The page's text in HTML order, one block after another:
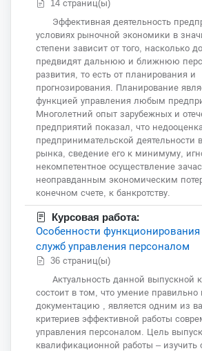
14 страниц(ы)
Эффективная деятельность
условиях рыночной экономики в
степени зависит от того, насколько
предвидят дальнюю и ближнюю
развития, то есть от планирования и
прогнозирования. Планирование
функцией управления любым
Многолетний опыт зарубежных и
предприятий показал, что
предпринимательской деятельности
рынка, сведение его к минимуму,
некомпетентное осуществление
неоправданным экономическим
конечном счете, к банкротству.
Курсовая работа:
Особенности
служб управления персоналом
36 страниц(ы)
Актуальность данной выпускной
состоит в том, что умение правильно
документацию , является одним из
критериев эффективной работы
управления персоналом. Цель
квалификационной работы – изучить